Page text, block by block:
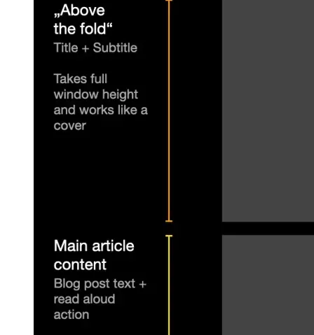
यहाँ एक लेख के लिए लेआउट अवधारणा का एक विहंगम दृश्य है।